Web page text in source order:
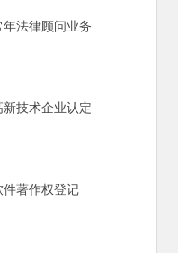
年法律顾问业务
新技术企业认定
件著作权登记